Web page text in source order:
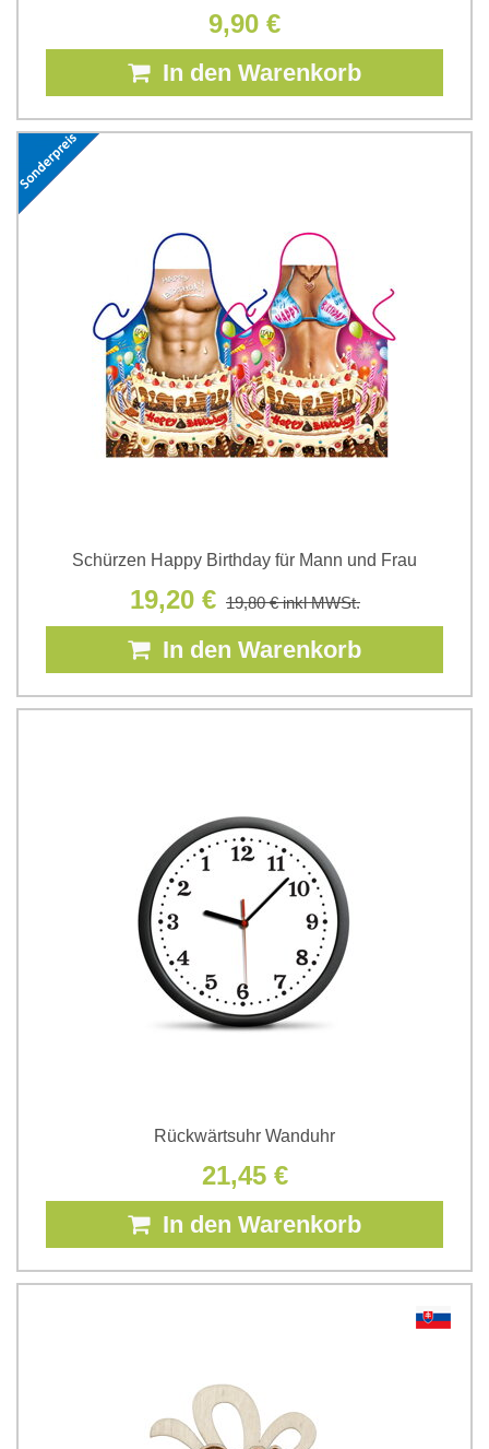
9,90 €
In den Warenkorb
Schürzen Happy Birthday für Mann und Frau
19,20 € 19,80 €inkl MWSt.
In den Warenkorb
Rückwärtsuhr Wanduhr
21,45 €
In den Warenkorb